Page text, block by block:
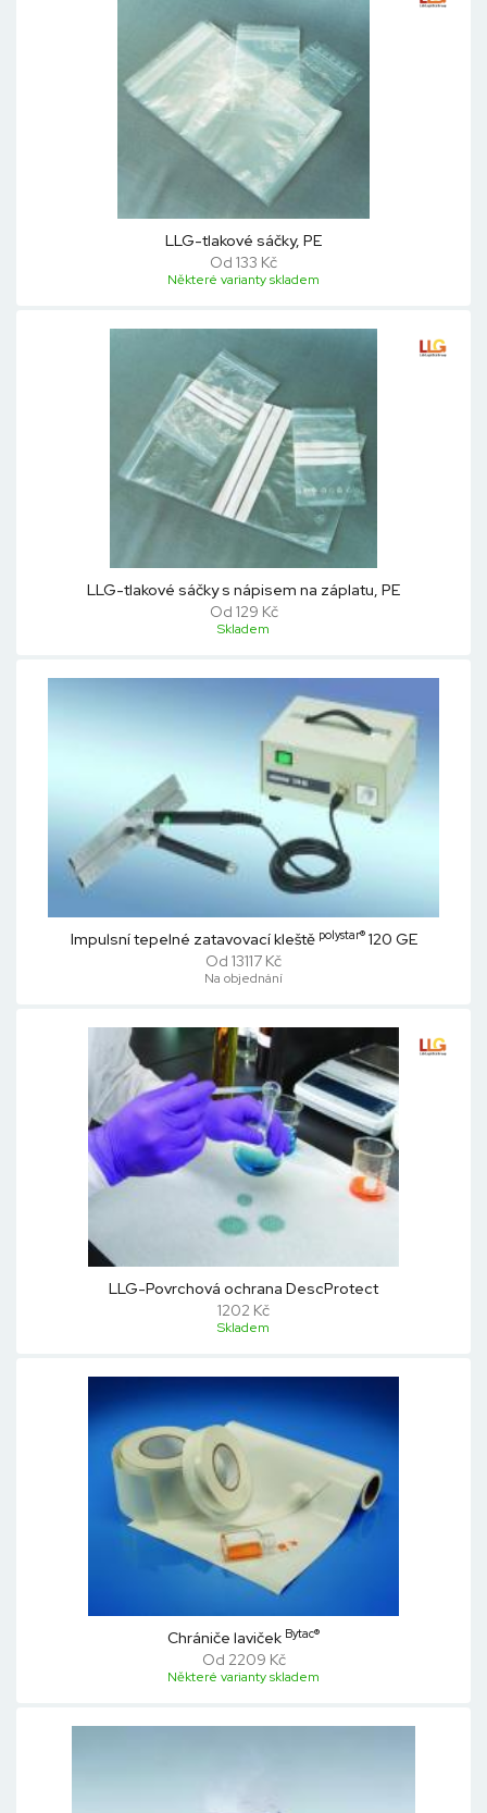
LLG-tlakové sáčky, PE
Od 133 Kč
Některé varianty skladem
LLG-tlakové sáčky s nápisem na záplatu, PE
Od 129 Kč
Skladem
Impulsní tepelné zatavovací kleště polystar®120 GE
Od 13117 Kč
Na objednání
LLG-Povrchová ochrana DescProtect
1202 Kč
Skladem
Chrániče laviček Bytac®
Od 2209 Kč
Některé varianty skladem